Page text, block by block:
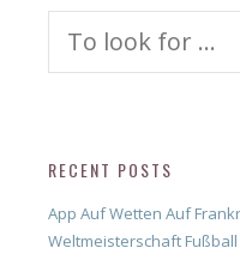
RECENT POSTS
App Auf Wetten Auf
Weltmeisterschaft